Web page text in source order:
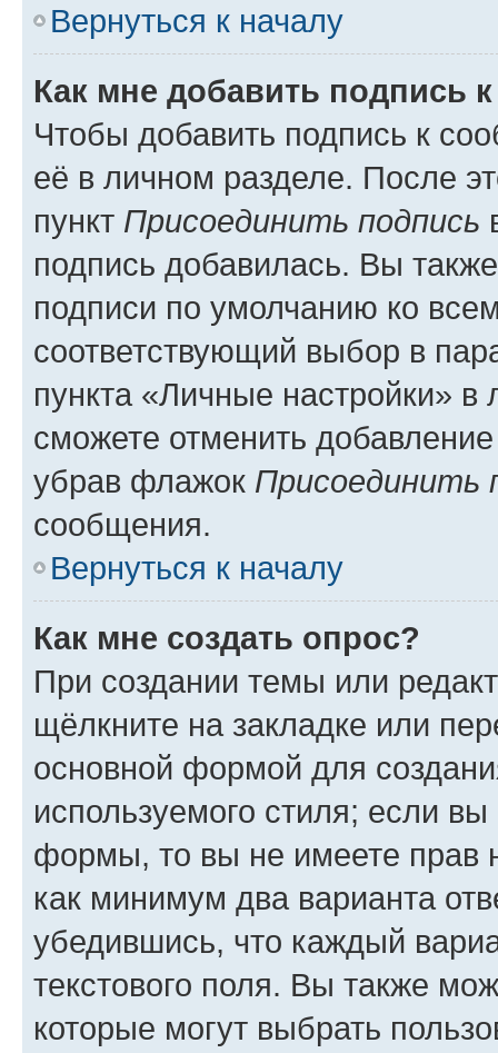
Вернуться к началу
Как мне добавить подпись
Чтобы добавить подпись к
её в личном разделе. После
пункт Присоединить подпись
подпись добавилась. Вы
подписи по умолчанию ко
соответствующий выбор в
пункта «Личные настройки»
сможете отменить
убрав флажок Присоединить
сообщения.
Вернуться к началу
Как мне создать опрос?
При создании темы или
щёлкните на закладке или
основной формой для
используемого стиля; если
формы, то вы не имеете прав
как минимум два варианта
убедившись, что каждый
текстового поля. Вы также
которые могут выбрать